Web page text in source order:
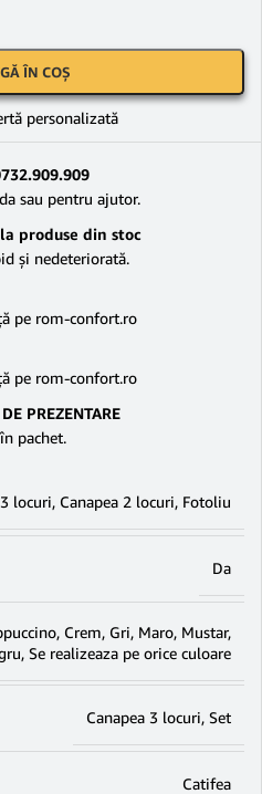
ÎN COȘ
personalizată
sau pentru ajutor.
la produse din stoc
şi nedeteriorată.
pe rom-confort.ro
pe rom-confort.ro
PREZENTARE
pachet.
locuri, Canapea 2 locuri, Fotoliu
Da
, Crem, Gri, Maro, Mustar,
, Se realizeaza pe orice culoare
Canapea 3 locuri, Set
Catifea